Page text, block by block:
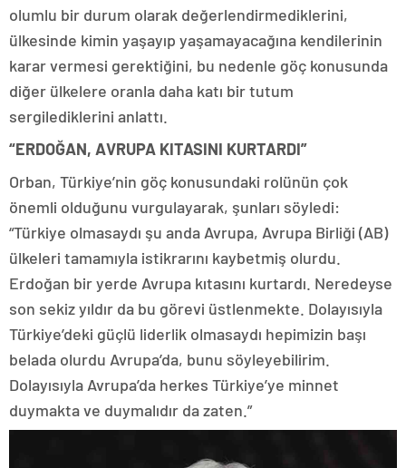
olumlu bir durum olarak değerlendirmediklerini,
ülkesinde kimin yaşayıp yaşamayacağına kendilerinin
karar vermesi gerektiğini, bu nedenle göç konusunda
diğer ülkelere oranla daha katı bir tutum
sergilediklerini anlattı.
“ERDOĞAN, AVRUPA KITASINI KURTARDI”
Orban, Türkiye’nin göç konusundaki rolünün çok
önemli olduğunu vurgulayarak, şunları söyledi:
“Türkiye olmasaydı şu anda Avrupa, Avrupa Birliği (AB)
ülkeleri tamamıyla istikrarını kaybetmiş olurdu.
Erdoğan bir yerde Avrupa kıtasını kurtardı. Neredeyse
son sekiz yıldır da bu görevi üstlenmekte. Dolayısıyla
Türkiye’deki güçlü liderlik olmasaydı hepimizin başı
belada olurdu Avrupa’da, bunu söyleyebilirim.
Dolayısıyla Avrupa’da herkes Türkiye’ye minnet
duymakta ve duymalıdır da zaten.”